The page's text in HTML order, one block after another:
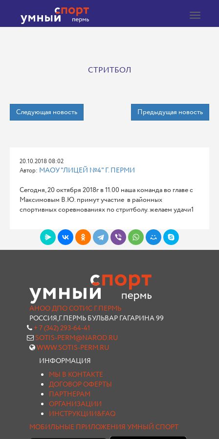
Toggle
СТРИТБОЛ
Следующая новость Предыдущая новость
20.10.2018 08:02
Автор: МАОУ "ЛИЦЕЙ №4" Г. ПЕРМИ
Сегодня, 20 октября 2018г в 11.00 наша команда во главе с
Максимовым В.Ю. примут участие в районных
спортивных соревнованиях по стритболу. желаем удачи1
АНОО ДПО СОТИС Г.ПЕРМЬ
РОССИЯ,Г.ПЕРМЬ БУЛЬВАР ГАГАРИНА 99
+ 7 (342) 293-64-41
SOTIS-PERM@NAROD.RU
WWW.SOTIS-PERM.RU
ИНФОРМАЦИЯ
МЫ В КОНТАКТЕ
ДОГОВОР ОФЕРТЫ
ПАРТНЕРАМ
ОРГАНИЗАЦИИ
ИНСТРУКЦИИ&FAQ
МОБИЛЬНЫЕ ПРИЛОЖЕНИЯ УМНЫЙ СПОРТ